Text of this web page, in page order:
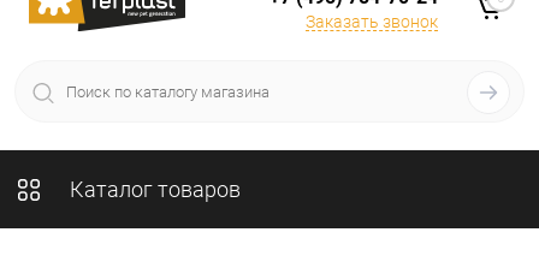
Заказать звонок
Каталог товаров